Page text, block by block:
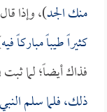
منك الجد)، وإذا
كثيراً طيباً مباركاً فيه
فذاك أيضاً؛ لما
ذلك، فلما سلم